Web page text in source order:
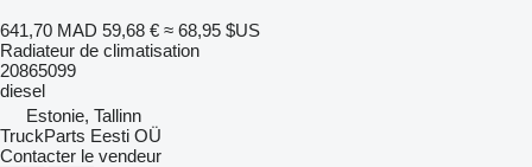
641,70 MAD 59,68 € ≈ 68,95 $US
Radiateur de climatisation
20865099
diesel
Estonie, Tallinn
TruckParts Eesti OÜ
Contacter le vendeur